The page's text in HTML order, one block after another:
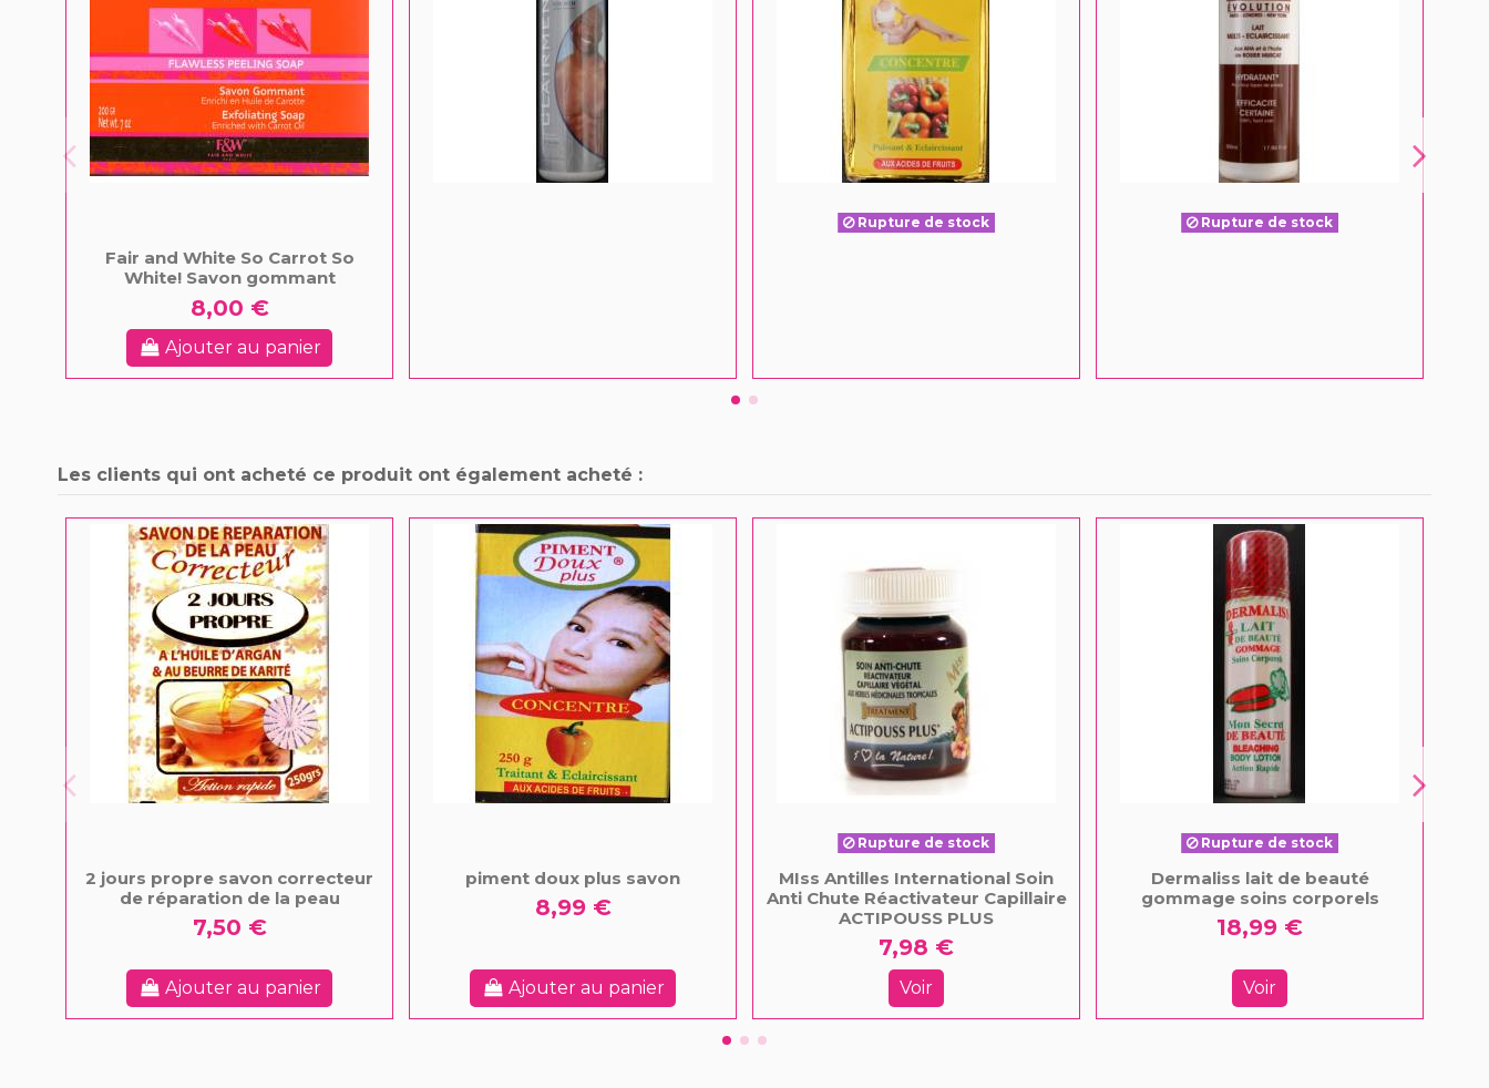
Fair and White So Carrot So
White! Savon gommant
8,00 €
Ajouter au panier
Rupture de stock Rupture de stock
Les clients qui ont acheté ce produit ont également acheté :
2 jours propre savon correcteur
de réparation de la peau
7,50 €
Ajouter au panier
piment doux plus savon
8,99 €
Ajouter au panier
Rupture de stock
MIss Antilles International Soin
Anti Chute Réactivateur Capillaire
ACTIPOUSS PLUS
7,98 €
Voir
Rupture de stock
Dermaliss lait de beauté
gommage soins corporels
18,99 €
Voir